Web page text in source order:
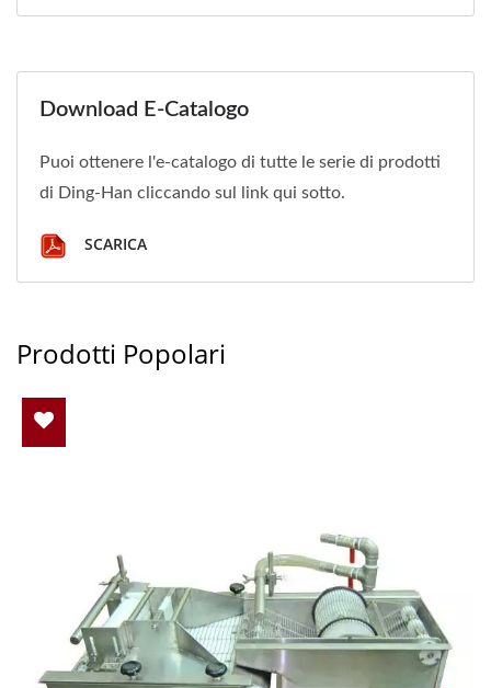
Download E-Catalogo
Puoi ottenere l'e-catalogo di tutte le serie di prodotti
di Ding-Han cliccando sul link qui sotto.
SCARICA
Prodotti Popolari